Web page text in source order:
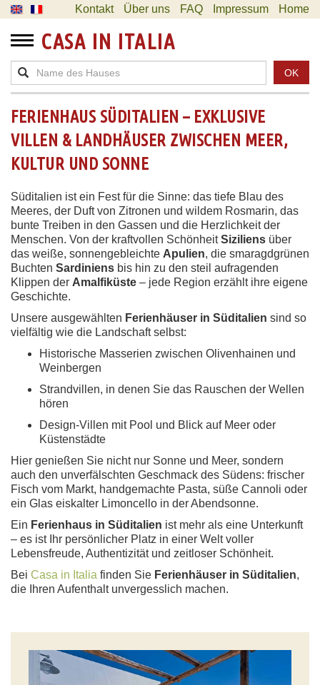
Kontakt Über uns FAQ Impressum Home
CASA IN ITALIA
OK
FERIENHAUS SÜDITALIEN – EXKLUSIVE
VILLEN & LANDHÄUSER ZWISCHEN MEER,
KULTUR UND SONNE
Süditalien ist ein Fest für die Sinne: das tiefe Blau des
Meeres, der Duft von Zitronen und wildem Rosmarin, das
bunte Treiben in den Gassen und die Herzlichkeit der
Menschen. Von der kraftvollen SchönheitSiziliens über
das weiße, sonnengebleichte Apulien, die smaragdgrünen
Buchten Sardiniens bis hin zu den steil aufragenden
Klippen der Amalfiküste – jede Region erzählt ihre eigene
Geschichte.
Unsere ausgewählten Ferienhäuser in Süditalien sind so
vielfältig wie die Landschaft selbst:
Historische Masserien zwischen Olivenhainen und
Weinbergen
Strandvillen, in denen Sie das Rauschen der Wellen
hören
Design-Villen mit Pool und Blick auf Meer oder
Küstenstädte
Hier genießen Sie nicht nur Sonne und Meer, sondern
auch den unverfälschten Geschmack des Südens: frischer
Fisch vom Markt, handgemachte Pasta, süße Cannoli oder
ein Glas eiskalter Limoncello in der Abendsonne.
Ein Ferienhaus in Süditalien ist mehr als eine Unterkunft
– es ist Ihr persönlicher Platz in einer Welt voller
Lebensfreude, Authentizität und zeitloser Schönheit.
Bei Casa in Italia finden Sie Ferienhäuser in Süditalien,
die Ihren Aufenthalt unvergesslich machen.